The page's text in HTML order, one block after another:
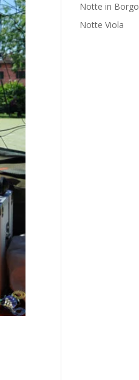
Notte in Borgo
Notte Viola